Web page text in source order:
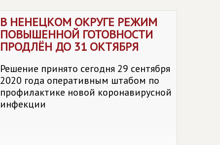
В НЕНЕЦКОМ ОКРУГЕ РЕЖИМ
ПОВЫШЕННОЙ ГОТОВНОСТИ
ПРОДЛЁН ДО 31 ОКТЯБРЯ
Решение принято сегодня 29 сентября
2020 года оперативным штабом по
профилактике новой коронавирусной
инфекции